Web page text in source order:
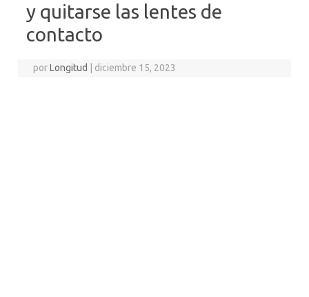
y quitarse las lentes de
contacto
porLongitud diciembre 15, 2023